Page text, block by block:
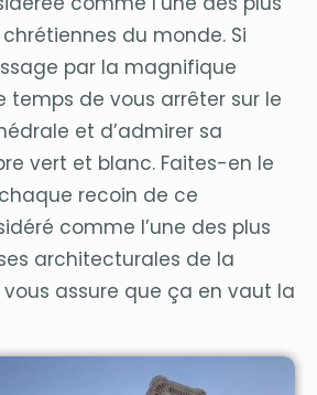
du monde. Si
par la magnifique
temps de vous arrêter sur le
et d’admirer sa
vert et blanc. Faites-en le
recoin de ce
comme l’une des plus
architecturales de la
vous assure que ça en vaut la